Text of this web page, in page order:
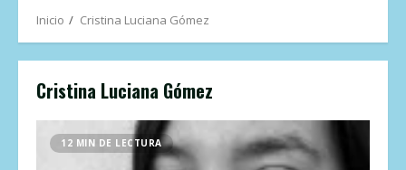
Inicio Cristina Luciana Gómez
Cristina Luciana Gómez
12 MIN DE LECTURA